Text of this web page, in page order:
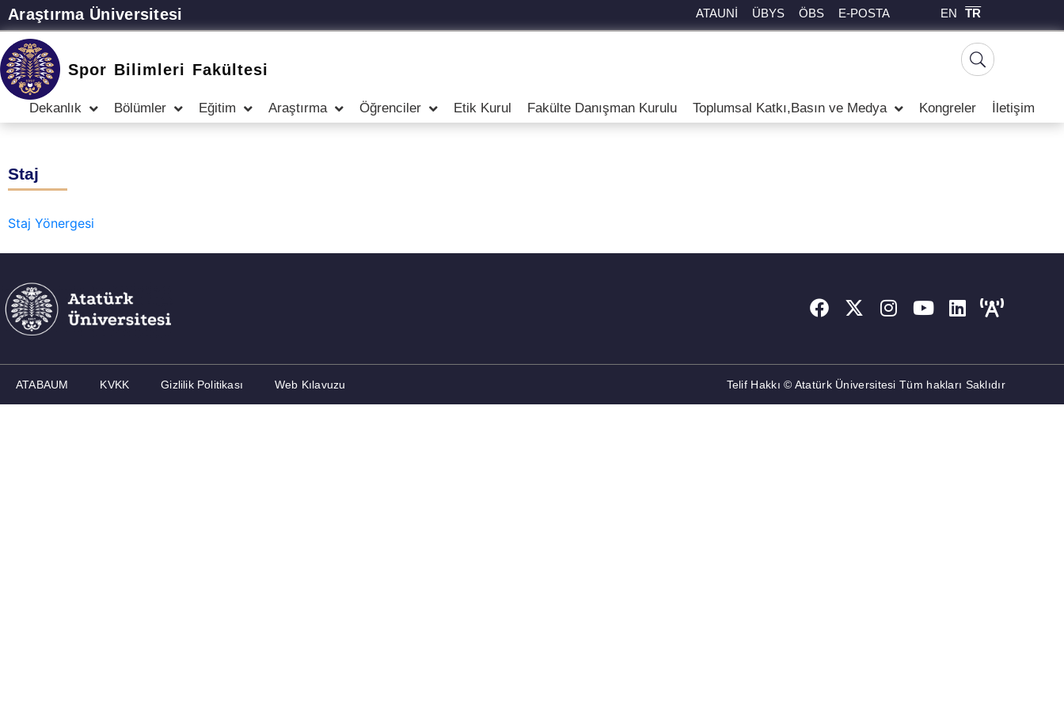
Araştırma Üniversitesi ATAUNİ ÜBYS ÖBS E-POSTA EN TR
Spor Bilimleri Fakültesi
Dekanlık Bölümler Eğitim Araştırma Öğrenciler Etik Kurul Fakülte Danışman Kurulu Toplumsal Katkı,Basın ve Medya Kongreler İletişim
Staj
Staj Yönergesi
ATABAUM KVKK Gizlilik Politikası Web Kılavuzu Telif Hakkı © Atatürk Üniversitesi Tüm hakları Saklıdır